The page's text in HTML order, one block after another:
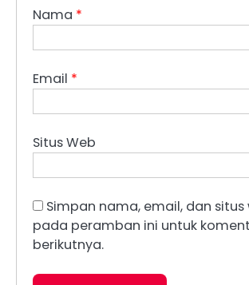
Nama *
Email *
Situs Web
Simpan nama, email, dan situs
pada peramban ini untuk
berikutnya.